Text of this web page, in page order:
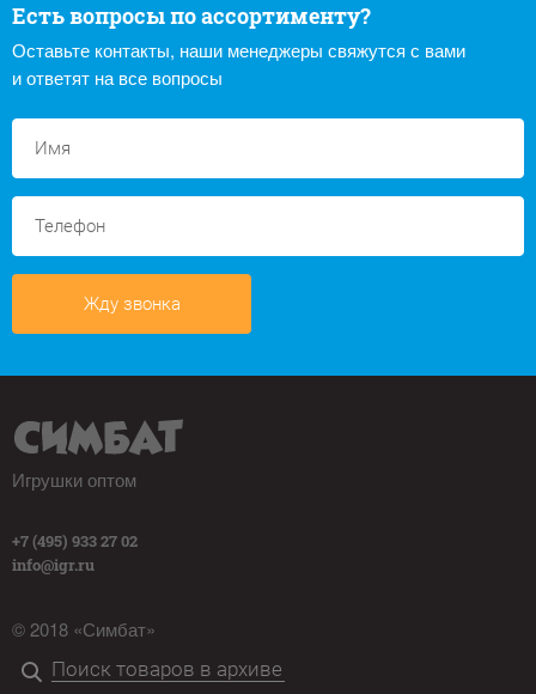
Есть вопросы по ассортименту?
Оставьте контакты, наши менеджеры свяжутся с вами
и ответят на все вопросы
Жду звонка
Игрушки оптом
+7 (495) 933 27 02
info@igr.ru
© 2018 «Симбат»